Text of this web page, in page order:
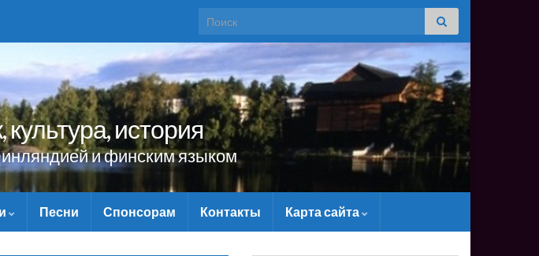
Search for:
история
и финским языком
Песни Спонсорам Контакты Карта сайта